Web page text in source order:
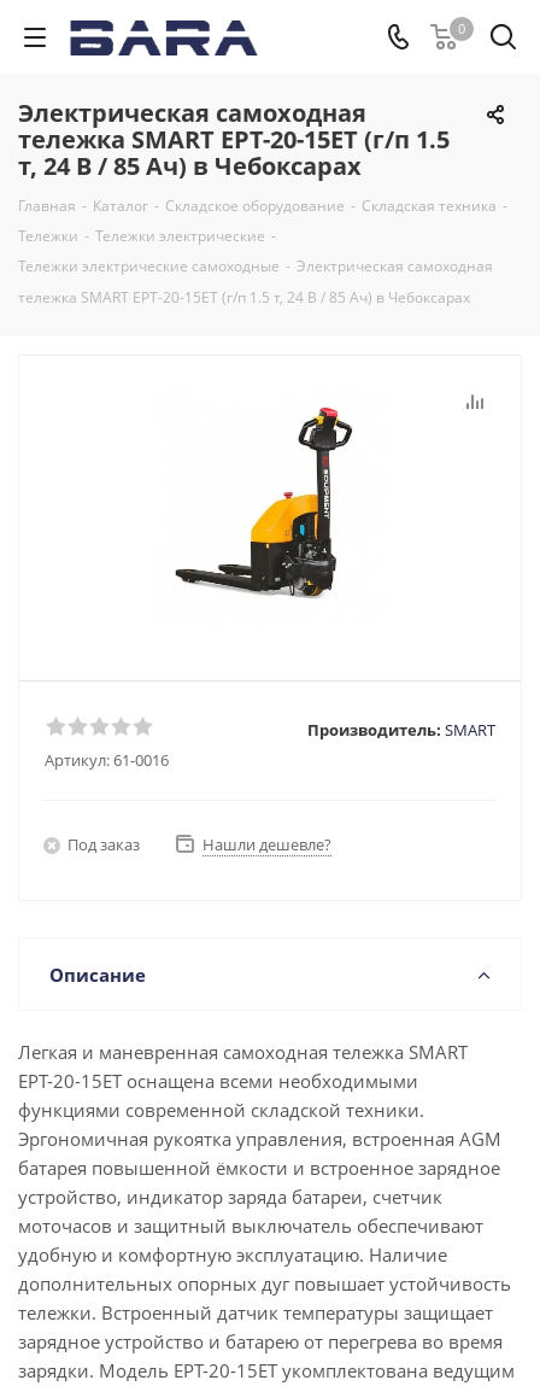
0
Электрическая самоходная
тележка SMART ЕРТ-20-15ET (г/п 1.5
т, 24 В / 85 Ач) в Чебоксарах
Главная - Каталог - Складское оборудование - Складская техника -
Тележки - Тележки электрические -
Тележки электрические самоходные - Электрическая самоходная
тележка SMART ЕРТ-20-15ET (г/п 1.5 т, 24 В / 85 Ач) в Чебоксарах
Артикул:61-0016
Производитель: SMART
Под заказ Нашли дешевле?
Описание
Легкая и маневренная самоходная тележка SMART
ЕРТ-20-15ET оснащена всеми необходимыми
функциями современной складской техники.
Эргономичная рукоятка управления, встроенная AGM
батарея повышенной ёмкости и встроенное зарядное
устройство, индикатор заряда батареи, счетчик
моточасов и защитный выключатель обеспечивают
удобную и комфортную эксплуатацию. Наличие
дополнительных опорных дуг повышает устойчивость
тележки. Встроенный датчик температуры защищает
зарядное устройство и батарею от перегрева во время
зарядки. Модель EPT-20-15ET укомплектована ведущим